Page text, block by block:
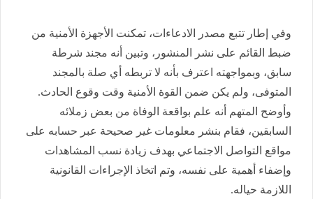
وفي إطار تتبع مصدر الادعاءات، تمكنت الأجهزة الأمنية من
ضبط القائم على نشر المنشور، وتبين أنه مجند شرطة
سابق، وبمواجهته اعترف بأنه لا تربطه أي صلة بالمجند
المتوفى، ولم يكن ضمن القوة الأمنية وقت وقوع الحادث.
وأوضح المتهم أنه علم بواقعة الوفاة من بعض زملائه
السابقين، فقام بنشر معلومات غير صحيحة عبر حسابه على
مواقع التواصل الاجتماعي بهدف زيادة نسب المشاهدات
وإضفاء أهمية على نفسه، وتم اتخاذ الإجراءات القانونية
اللازمة حياله.